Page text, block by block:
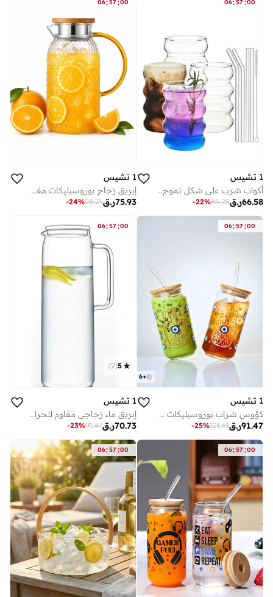
06:57 :00
1 تشيس
أكواب شرب على شكل تموج مع شفاطات 330 مل (مجموعة من 4)
ر.ق66.58
85.25
-22%
06:57 :00
1 تشيس
إبريق زجاج بوروسيليكات مقاوم للحرارة بغطاء خيزران ومصفاة ستانلس ستيل، 1800 مل
ر.ق75.93
98.75
-24%
06:57 :00
+
6
1 تشيس
كؤوس شراب بوروسيليكات عين الشرير - طقم من 2، كؤوس على شكل علبة سعة 550 مللي مع أغطية من الخيزران وقشات زجاجية
ر.ق91.47
121.61
-25%
06:57 :00
5
(
2
)
1 تشيس
إبريق ماء زجاجي مقاوم للحرارة بغطاء 1500 مل
ر.ق70.73
91.47
-23%
06:57 :00
06:57 :00